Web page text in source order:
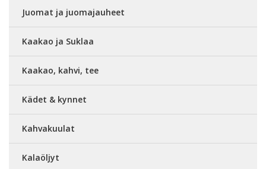
Juomat ja juomajauheet
Kaakao ja Suklaa
Kaakao, kahvi, tee
Kädet & kynnet
Kahvakuulat
Kalaöljyt